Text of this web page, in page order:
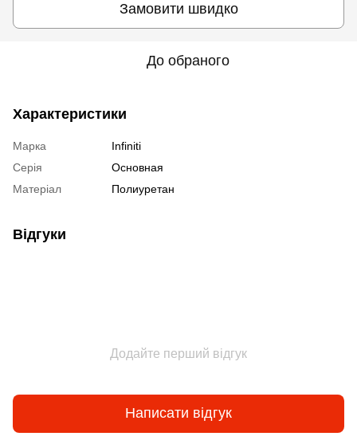
Замовити швидко
До обраного
Характеристики
Марка
Infiniti
Серія
Основная
Матеріал
Полиуретан
Відгуки
Додайте перший відгук
Написати відгук